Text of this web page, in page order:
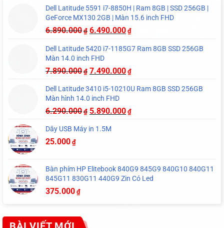
Dell Latitude 5591 i7-8850H | Ram 8GB | SSD 256GB |
GeForce MX130 2GB | Màn 15.6 inch FHD
6.890.000 ₫ 6.490.000 ₫
Dell Latitude 5420 i7-1185G7 Ram 8GB SSD 256GB
Màn 14.0 inch FHD
7.890.000 ₫ 7.490.000 ₫
Dell Latitude 3410 i5-10210U Ram 8GB SSD 256GB
Màn hình 14.0 inch FHD
6.290.000 ₫ 5.890.000 ₫
Dây USB Máy in 1.5M
25.000 ₫
Bàn phím HP Elitebook 840G9 845G9 840G10 840G11
845G11 830G11 440G9 Zin Có Led
375.000 ₫